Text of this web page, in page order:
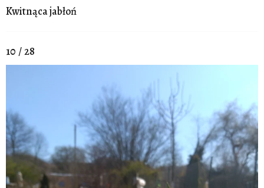
Kwitnąca jabłoń
10 / 28